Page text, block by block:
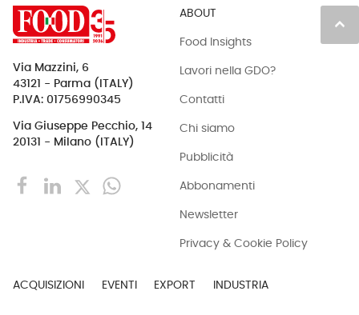
keyboard_arrow_up
Via Mazzini, 6
43121 - Parma (ITALY)
P.IVA: 01756990345
Via Giuseppe Pecchio, 14
20131 - Milano (ITALY)
ABOUT
Food Insights
Lavori nella GDO?
Contatti
Chi siamo
Pubblicità
Abbonamenti
Newsletter
Privacy & Cookie Policy
ACQUISIZIONI EVENTI EXPORT INDUSTRIA